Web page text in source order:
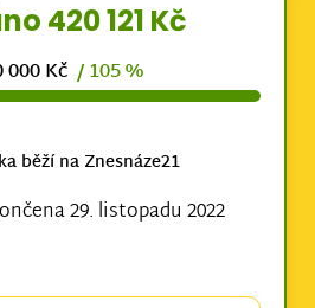
420 121 Kč
000 Kč / 105 %
běží na Znesnáze21
29. listopadu 2022